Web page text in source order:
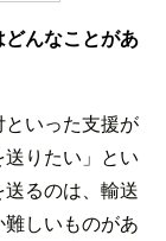
んなことがあ
いった支援が
りたい」とい
るのは、輸送
しいものがあ